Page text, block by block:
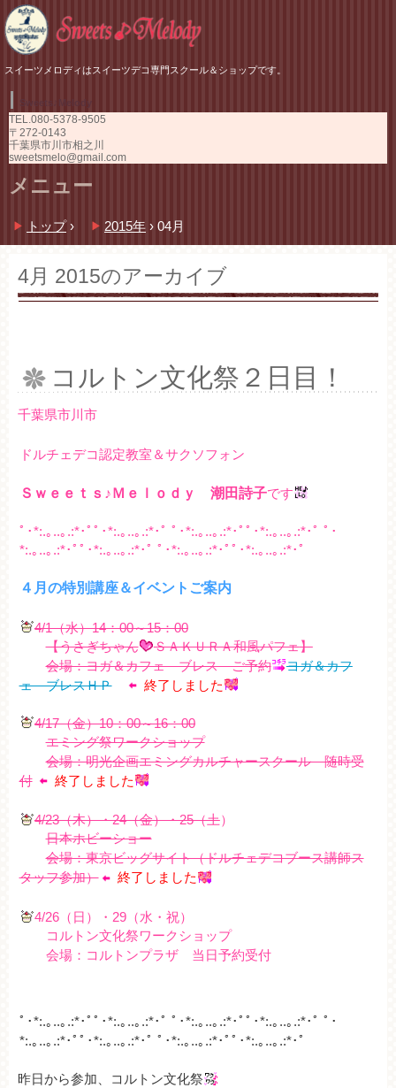
スイーツメロディはスイーツデコ専門スクール＆ショップです。
TEL.080-5378-9505
〒272-0143
千葉県市川市相之川
sweetsmelo@gmail.com
メニュー
ン
テ
ツ
へ
トップ › 2015年 › 04月
4月 2015のアーカイブ
コルトン文化祭２日目！
千葉県市川市
ドルチェデコ認定教室＆サクソフォン
Ｓｗｅｅｔｓ♪Ｍｅｌｏｄｙ 潮田詩子です
ﾟ･*:.｡..｡.:*･ﾟﾟ･*:.｡..｡.:*･ﾟ ﾟ･*:.｡..｡.:*･ﾟﾟ･*:.｡..｡.:*･ﾟ ﾟ･
*:.｡..｡.:*･ﾟﾟ･*:.｡..｡.:*･ﾟ ﾟ･*:.｡..｡.:*･ﾟﾟ･*:.｡..｡.:*･ﾟ
４月の特別講座＆イベントご案内
4/1（水）14：00～15：00
【うさぎちゃん
ＳＡＫＵＲＡ和風パフェ】
会場：ヨガ＆カフェ ブレス ご予約
ヨガ＆カフ
ェ ブレスＨＰ
終了しました
4/17（金）10：00～16：00
エミング祭ワークショップ
会場：明光企画エミングカルチャースクール 随時受
付
終了しました
4/23（木）・24（金）・25（土）
日本ホビーショー
会場：東京ビッグサイト（ドルチェデコブース講師ス
タッフ参加）
終了しました
4/26（日）・29（水・祝）
コルトン文化祭ワークショップ
会場：コルトンプラザ 当日予約受付
ﾟ･*:.｡..｡.:*･ﾟﾟ･*:.｡..｡.:*･ﾟ ﾟ･*:.｡..｡.:*･ﾟﾟ･*:.｡..｡.:*･ﾟ ﾟ･
*:.｡..｡.:*･ﾟﾟ･*:.｡..｡.:*･ﾟ ﾟ ･*:.｡..｡.:*･ﾟﾟ･*:.｡..｡.:*･ﾟ
昨日から参加、コルトン文化祭